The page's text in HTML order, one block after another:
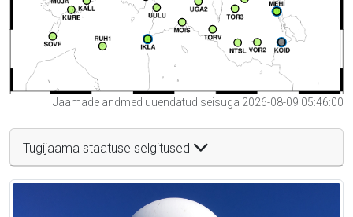
Jaamade andmed uuendatud seisuga 2026-08-09 05:46:00
Tugijaama staatuse selgitused